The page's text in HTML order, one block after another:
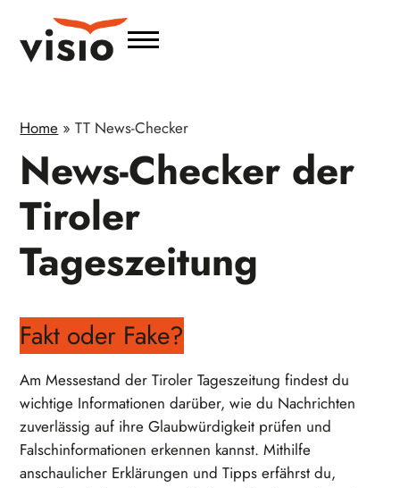
Home »TT News-Checker
News-Checker der
Tiroler
Tageszeitung
Fakt oder Fake?
Am Messestand der Tiroler Tageszeitung findest du
wichtige Informationen darüber, wie du Nachrichten
zuverlässig auf ihre Glaubwürdigkeit prüfen und
Falschinformationen erkennen kannst. Mithilfe
anschaulicher Erklärungen und Tipps erfährst du,